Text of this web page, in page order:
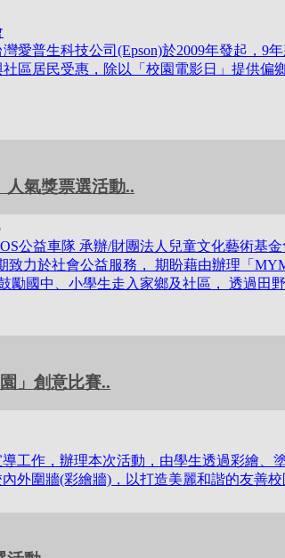
愛普生科技公司(Epson)於2009年發起，9
區居民受惠，除以「校園電影日」提供偏
人氣獎票選活動..
公益車隊 承辦/財團法人兒童文化藝術基金
致力於社會公益服務， 期盼藉由辦理「
勵國中、小學生走入家鄉及社區， 透過田
」創意比賽..
工作，辦理本次活動，由學生透過彩繪、
外圍牆(彩繪牆)，以打造美麗和諧的友善校